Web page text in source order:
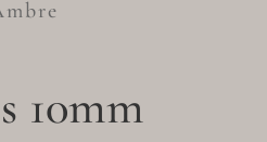
10mm